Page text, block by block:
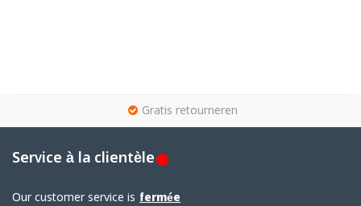
Gratis retourneren
Service à la clientèle
Our customer service is fermée